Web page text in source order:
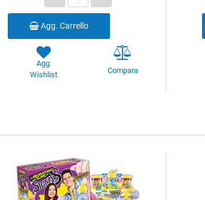
Agg. Carrello
Agg.
Wishlist
Compara